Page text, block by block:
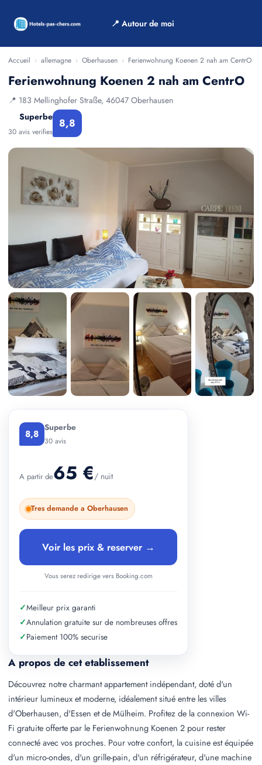
📍 Autour de moi
Accueil › allemagne › Oberhausen › Ferienwohnung Koenen 2 nah am CentrO
Ferienwohnung Koenen 2 nah am CentrO
📍 183 Mellinghofer Straße, 46047 Oberhausen
Superbe
30 avis verifies
8,8
A propos de cet etablissement
Découvrez notre charmant appartement indépendant, doté d'un
intérieur lumineux et moderne, idéalement situé entre les villes
d'Oberhausen, d'Essen et de Mülheim. Profitez de la connexion Wi-
Fi gratuite offerte par le Ferienwohnung Koenen 2 pour rester
connecté avec vos proches. Pour votre confort, la cuisine est équipée
d'un micro-ondes, d'un grille-pain, d'un réfrigérateur, d'une machine
8,8 Superbe
30 avis
A partir de65 €/ nuit
Tres demande a Oberhausen
Voir les prix & reserver →
Vous serez redirige vers Booking.com
✓Meilleur prix garanti
✓Annulation gratuite sur de nombreuses offres
✓Paiement 100% securise